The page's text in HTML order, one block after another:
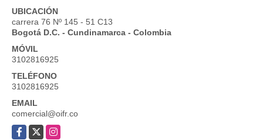
UBICACIÓN
carrera 76 Nº 145 - 51 C13
Bogotá D.C. - Cundinamarca - Colombia
MÓVIL
3102816925
TELÉFONO
3102816925
EMAIL
comercial@oifr.co
Facebook
X Instagram